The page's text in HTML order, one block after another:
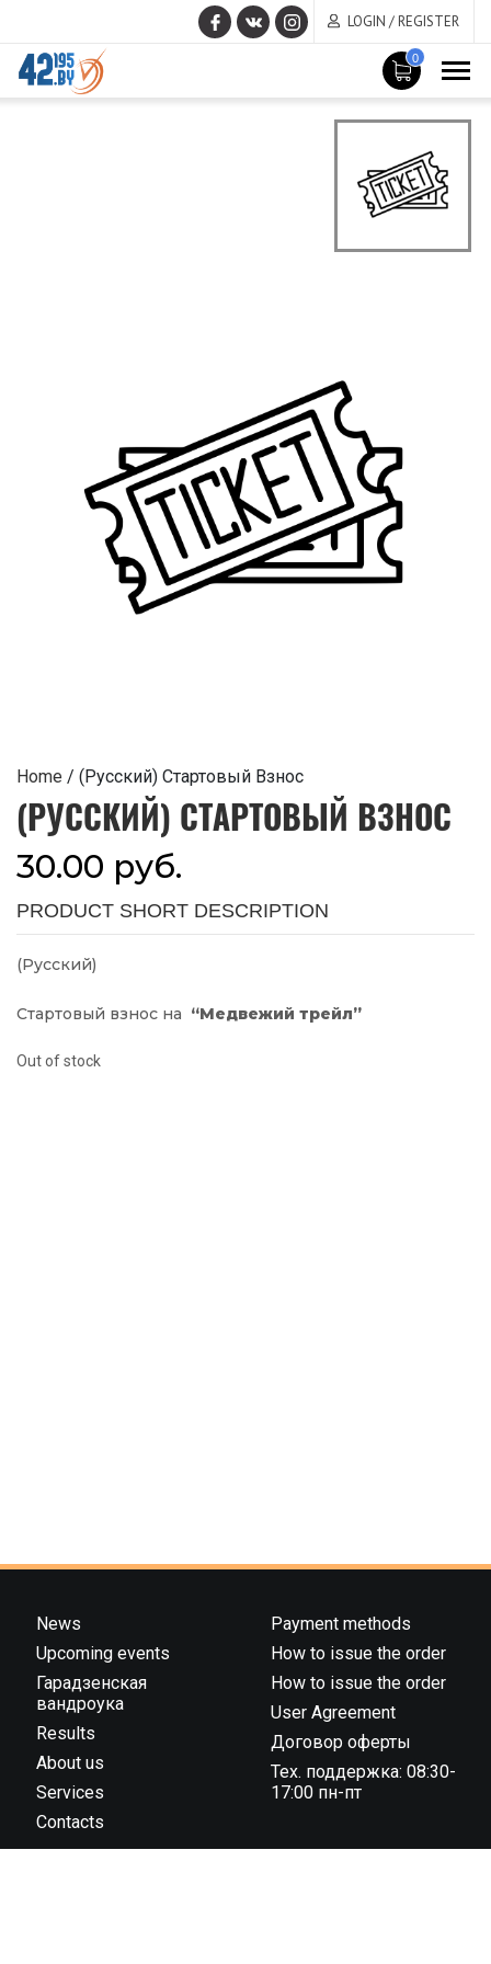
LOGIN / REGISTER
0
Home / (Русский) Стартовый Взнос
(РУССКИЙ) СТАРТОВЫЙ ВЗНОС
30.00 руб.
PRODUCT SHORT DESCRIPTION
(Русский)
Стартовый взнос на “Медвежий трейл”
Out of stock
News
Upcoming events
Гарадзенская
вандроука
Results
About us
Services
Contacts
Payment methods
How to issue the order
How to issue the order
User Agreement
Договор оферты
Тех. поддержка: 08:30-
17:00 пн-пт